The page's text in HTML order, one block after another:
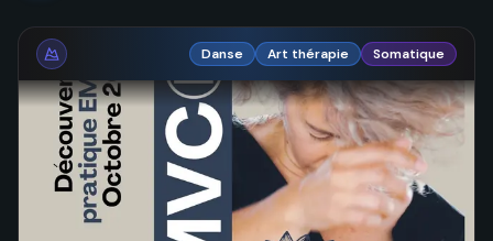
Danse Art thérapie Somatique